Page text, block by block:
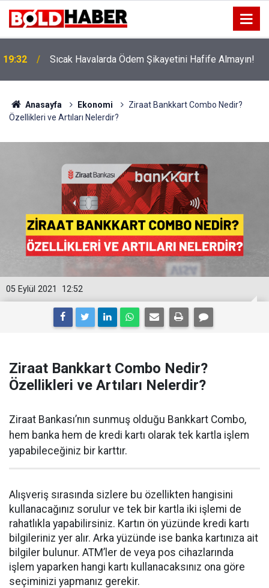
19:32 Sıcak Havalarda Ödem Şikayetini Hafife Almayın!
Anasayfa Ekonomi
Ziraat Bankkart Combo Nedir?
Özellikleri ve Artıları Nelerdir?
12:52
05 Eylül 2021
Ziraat Bankkart Combo Nedir?
Özellikleri ve Artıları Nelerdir?
Ziraat Bankası’nın sunmuş olduğu Bankkart Combo,
hem banka hem de kredi kartı olarak tek kartla işlem
yapabileceğiniz bir karttır.
Alışveriş sırasında sizlere bu özellikten hangisini
kullanacağınız sorulur ve tek bir kartla iki işlemi de
rahatlıkla yapabilirsiniz. Kartın ön yüzünde kredi kartı
bilgileriniz yer alır. Arka yüzünde ise banka kartınıza ait
bilgiler bulunur. ATM’ler de veya pos cihazlarında
işlem yaparken hangi kartı kullanacaksınız ona göre
seçiminizi yapmanız gerekir.